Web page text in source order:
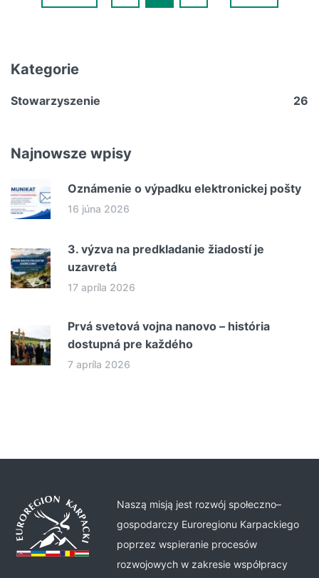
Kategorie
Stowarzyszenie 26
Najnowsze wpisy
Oznámenie o výpadku elektronickej pošty
16 júna 2026
3. výzva na predkladanie žiadostí je
uzavretá
17 apríla 2026
Prvá svetová vojna nanovo – história
dostupná pre každého
7 apríla 2026
Naszą misją jest rozwój społeczno–
gospodarczy Euroregionu Karpackiego
poprzez wspieranie procesów
rozwojowych w zakresie współpracy